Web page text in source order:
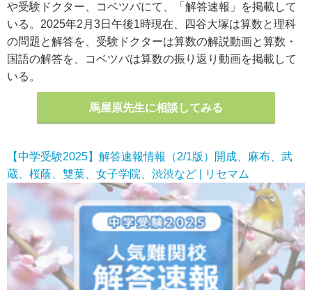
や受験ドクター、コベツバにて、「解答速報」を掲載して
いる。2025年2月3日午後1時現在、四谷大塚は算数と理科
の問題と解答を、受験ドクターは算数の解説動画と算数・
国語の解答を、コベツバは算数の振り返り動画を掲載して
いる。
馬屋原先生に相談してみる
【中学受験2025】解答速報情報（2/1版）開成、麻布、武
蔵、桜蔭、雙葉、女子学院、渋渋など | リセマム